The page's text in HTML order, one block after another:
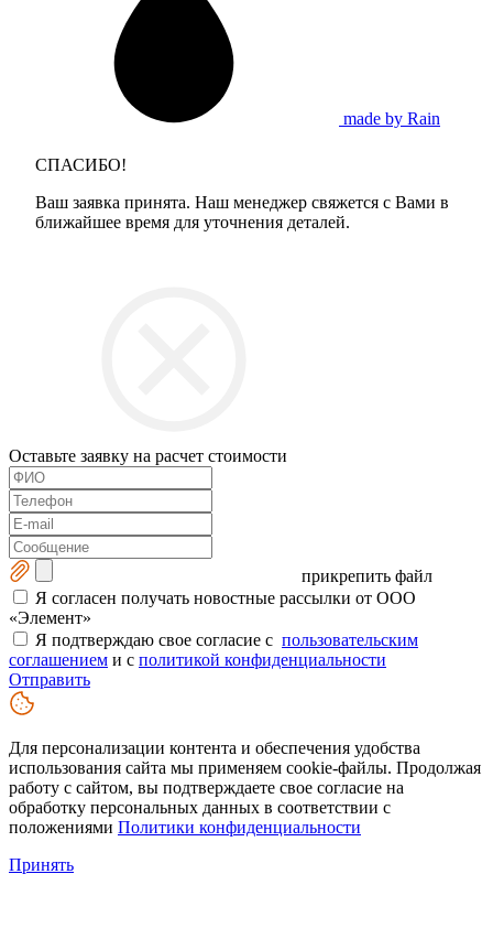
made by Rain
СПАСИБО!
Ваш заявка принята. Наш менеджер свяжется с Вами в
ближайшее время для уточнения деталей.
Оставьте заявку на расчет стоимости
прикрепить файл
Я согласен получать новостные рассылки от ООО
«Элемент»
Я подтверждаю свое согласие с пользовательским
соглашением и с политикой конфиденциальности
Отправить
Для персонализации контента и обеспечения удобства
использования сайта мы применяем cookie-файлы. Продолжая
работу с сайтом, вы подтверждаете свое согласие на
обработку персональных данных в соответствии с
положениями Политики конфиденциальности
Принять